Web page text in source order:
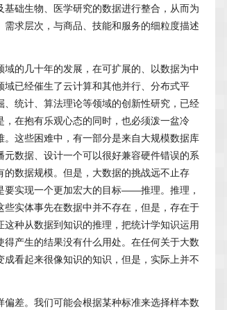
础生物、医学研究的数据进行整合，从而为
求层次，与商品、技能和服务的细粒度描述
的几十年的发展，在可扩展的、以数据为中
已经催生了云计算和其他并行、分布式平
统计、算法理论等领域的创新性研究，已经
在抱有乐观心态的同时，也必须泼一盆冷
这些困难中，有一部分是来自大规模数据库
数据、设计一个可以很好兼容硬件错误的系
数据规模。但是，大数据的挑战远不止存
要实现一个更加宏大的目标——推理。推理，
实体事先在数据中并不存在，但是，存在于
种从数据到知识的推理，把统计学知识运用
产生的结果没有什么用处。在任何关于大数
看起来很像知识的知识，但是，实际上并不
差。我们可能会根据某种标准来选择样本数